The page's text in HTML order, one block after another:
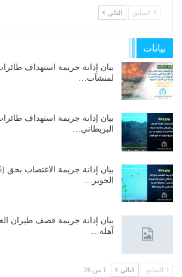
السابق التالي
بيانات
بيان إدانة جريمة استهداف
لمنشآت…
بيان إدانة جريمة استهداف
البريطاني…
الجوير…
بيان إدانة جريمة قصف طيران
آهلة…
السابق التالي 1 من 26